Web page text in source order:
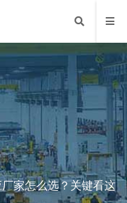
家怎么选？关键看这